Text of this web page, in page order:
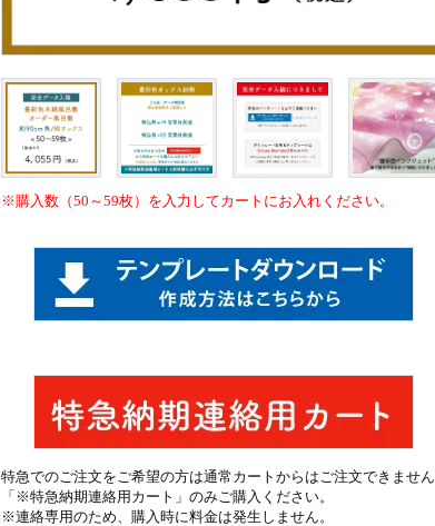
※購入数（50～59枚）を入力してカートにお入れください。
特急でのご注文をご希望の方は通常カートからはご注文できません
「※特急納期連絡用カート」のみご購入ください。
※連絡専用のため、購入時に料金は発生しません。